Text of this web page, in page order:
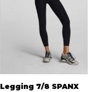
Legging 7/8 SPANX